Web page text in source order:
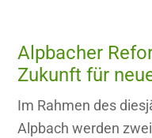
Alpbacher
Zukunft für
Im Rahmen des
Alpbach werden